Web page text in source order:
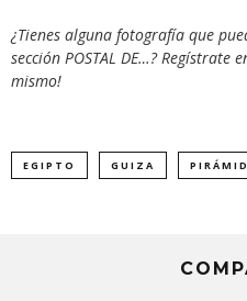
¿Tienes alguna fotografía que
sección POSTAL DE…? Regístrate
mismo!
EGIPTO GUIZA